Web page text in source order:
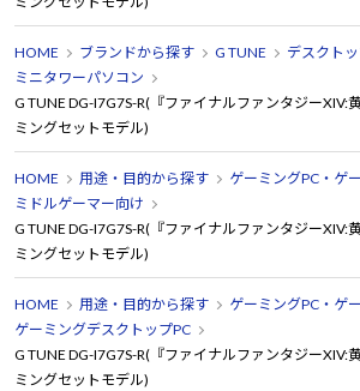
HOME ブランドから探す G TUNE
デスクト
ミニタワーパソコン
G TUNE DG-I7G7S-R(『ファイナルファンタジーXIV:
ミングセットモデル)
HOME 用途・目的から探す
ゲーミングPC・ゲ
ミドルゲーマー向け
G TUNE DG-I7G7S-R(『ファイナルファンタジーXIV:
ミングセットモデル)
HOME 用途・目的から探す
ゲーミングPC・ゲ
ゲーミングデスクトップPC
G TUNE DG-I7G7S-R(『ファイナルファンタジーXIV:
ミングセットモデル)